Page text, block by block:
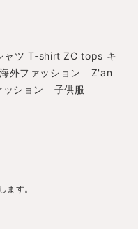
ャツ T‐shirt ZC tops キ
外ファッション Z'an
ション 子供服
ます。